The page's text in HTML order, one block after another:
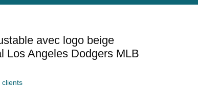
avec logo beige
Los Angeles Dodgers MLB
clients